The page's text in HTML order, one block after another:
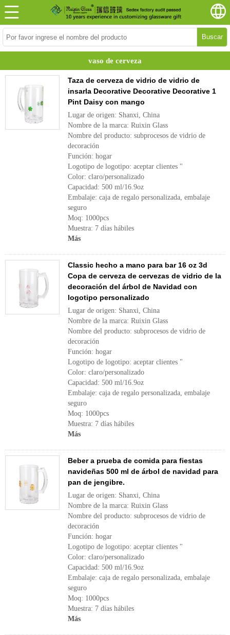
Buscar
vaso de cerveza
Taza de cerveza de vidrio de vidrio de
insarla Decorative Decorative Decorative 1
Pint Daisy con mango
Lugar de origen: Shanxi, China
Nombre de la marca: Ruixin Glass
Nombre del producto: subprocesos de vidrio de
decoración
Función: hogar
Logotipo de logotipo: aceptar clientes "
Color: claro/personalizado
Capacidad: 500 ml/16.9oz
Embalaje: caja de regalo personalizada, embalaje
seguro
Moq: 1000pcs
Muestra: 7 días hábiles
Más
Classic hecho a mano para bar 16 oz 3d
Copa de cerveza de cervezas de vidrio de la
decoración del árbol de Navidad con
logotipo personalizado
Lugar de origen: Shanxi, China
Nombre de la marca: Ruixin Glass
Nombre del producto: subprocesos de vidrio de
decoración
Función: hogar
Logotipo de logotipo: aceptar clientes "
Color: claro/personalizado
Capacidad: 500 ml/16.9oz
Embalaje: caja de regalo personalizada, embalaje
seguro
Moq: 1000pcs
Muestra: 7 días hábiles
Más
Beber a prueba de comida para fiestas
navideñas 500 ml de árbol de navidad para
pan de jengibre.
Lugar de origen: Shanxi, China
Nombre de la marca: Ruixin Glass
Nombre del producto: subprocesos de vidrio de
decoración
Función: hogar
Logotipo de logotipo: aceptar clientes "
Color: claro/personalizado
Capacidad: 500 ml/16.9oz
Embalaje: caja de regalo personalizada, embalaje
seguro
Moq: 1000pcs
Muestra: 7 días hábiles
Más